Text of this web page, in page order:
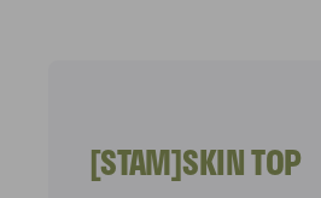
[STAM]SKIN TOP